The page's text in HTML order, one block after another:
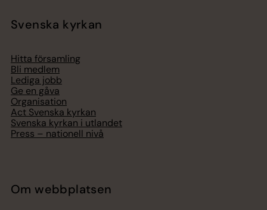
Svenska kyrkan
Hitta församling
Bli medlem
Lediga jobb
Ge en gåva
Organisation
Act Svenska kyrkan
Svenska kyrkan i utlandet
Press – nationell nivå
Om webbplatsen